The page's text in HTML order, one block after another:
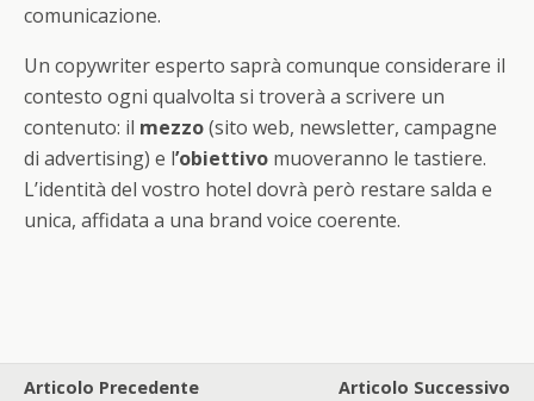
comunicazione.
Un copywriter esperto saprà comunque considerare il
contesto ogni qualvolta si troverà a scrivere un
contenuto: il mezzo(sito web, newsletter, campagne
di advertising) e l’obiettivo muoveranno le tastiere.
L’identità del vostro hotel dovrà però restare salda e
unica, affidata a una brand voice coerente.
Articolo Precedente
Articolo Successivo